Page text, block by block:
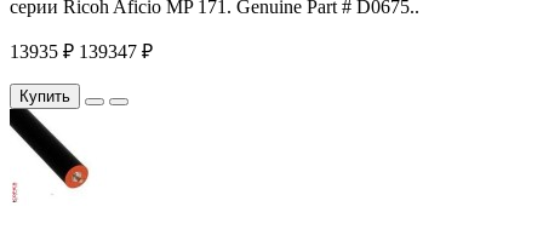
серии Ricoh Aficio MP 171. Genuine Part # D0675..
13935 ₽ 139347 ₽
Купить